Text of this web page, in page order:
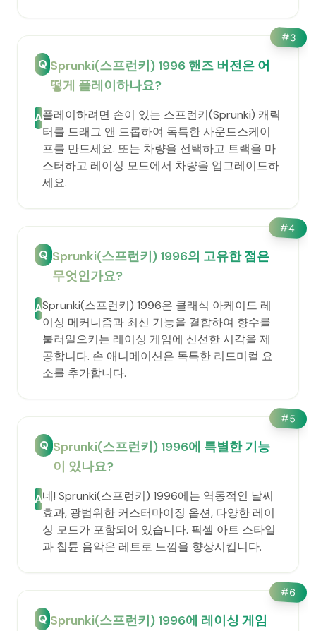
#3
Q Sprunki(스프런키) 1996 핸즈 버전은 어
떻게 플레이하나요?
A플레이하려면 손이 있는 스프런키(Sprunki) 캐릭
터를 드래그 앤 드롭하여 독특한 사운드스케이
프를 만드세요. 또는 차량을 선택하고 트랙을 마
스터하고 레이싱 모드에서 차량을 업그레이드하
세요.
#4
Q Sprunki(스프런키) 1996의 고유한 점은
무엇인가요?
ASprunki(스프런키) 1996은 클래식 아케이드 레
이싱 메커니즘과 최신 기능을 결합하여 향수를
불러일으키는 레이싱 게임에 신선한 시각을 제
공합니다. 손 애니메이션은 독특한 리드미컬 요
소를 추가합니다.
#5
Q Sprunki(스프런키) 1996에 특별한 기능
이 있나요?
A네! Sprunki(스프런키) 1996에는 역동적인 날씨
효과, 광범위한 커스터마이징 옵션, 다양한 레이
싱 모드가 포함되어 있습니다. 픽셀 아트 스타일
과 칩튠 음악은 레트로 느낌을 향상시킵니다.
#6
Q Sprunki(스프런키) 1996에 레이싱 게임